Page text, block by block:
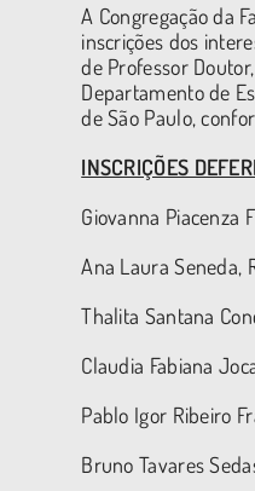
A Congregação da
inscrições dos
de Professor
Departamento de
de São Paulo,
INSCRIÇÕES
Giovanna Piacenza
Ana Laura Seneda,
Thalita Santana
Claudia Fabiana
Pablo Igor Ribeiro
Bruno Tavares